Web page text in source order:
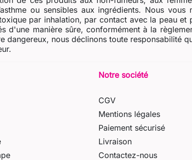
ou sensibles aux ingrédients. Nous
par inhalation, par contact avec la peau
d'une manière sûre, conformément à la
dangereux, nous déclinons toute responsabilité
Notre société
CGV
Mentions légales
Paiement sécurisé
Livraison
Contactez-nous